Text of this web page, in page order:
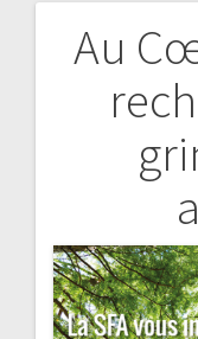
Au
l’article